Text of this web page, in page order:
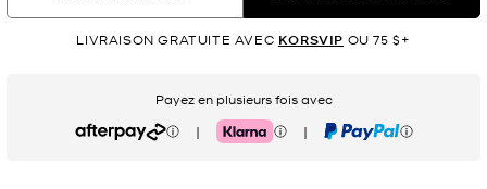
LIVRAISON GRATUITE AVEC KORSVIP OU 75 $+
Payez en plusieurs fois avec
Afterpay | Klarna | PayPal